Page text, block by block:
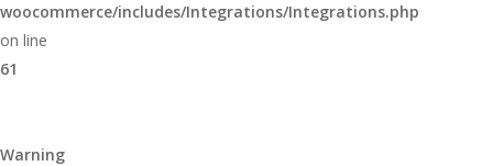
woocommerce/includes/Integrations/Integrations.php
on line
61
Warning